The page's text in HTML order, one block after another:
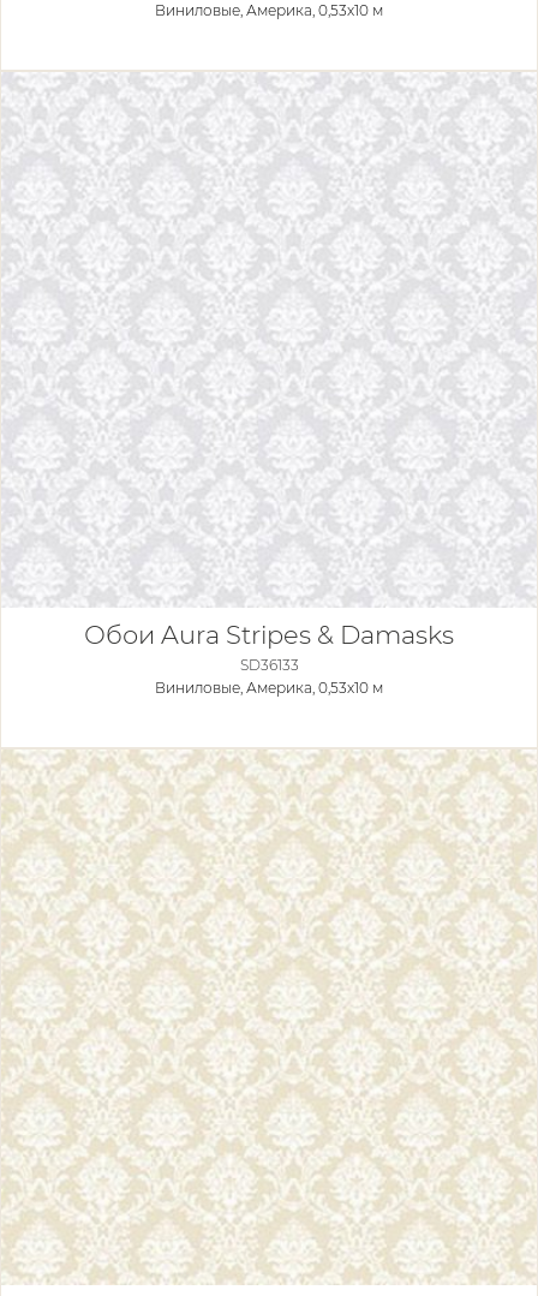
Виниловые, Америка, 0,53x10 м
Обои Aura Stripes & Damasks
SD36133
Виниловые, Америка, 0,53x10 м